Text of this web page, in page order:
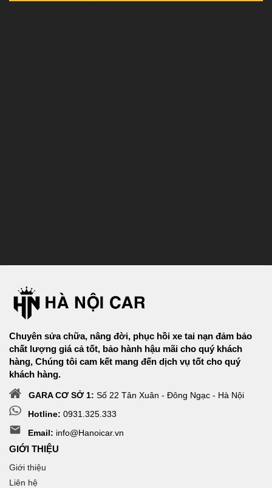
Chuyên sửa chữa, nâng đời, phục hồi xe tai nạn đảm bảo
chất lượng giá cả tốt, bảo hành hậu mãi cho quý khách
hàng, Chúng tôi cam kết mang đến dịch vụ tốt cho quý
khách hàng.
GARA CƠ SỞ 1: Số 22 Tân Xuân - Đông Ngạc - Hà Nội
Hotline: 0931.325.333
Email: info@Hanoicar.vn
GIỚI THIỆU
Giới thiệu
Liên hệ